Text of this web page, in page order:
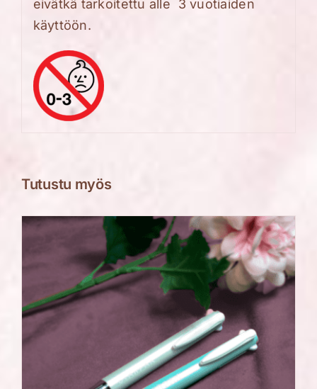
eivätkä tarkoitettu alle 3 vuotiaiden
käyttöön.
Tutustu myös